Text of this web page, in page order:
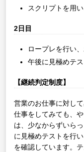
スクリプトを用
2日目
ロープレを行い
午後に見極めテス
【継続判定制度】
営業のお仕事に対し
仕事をしてみても、
は、少なからずいら
に見極めテストを行
を確認しています。